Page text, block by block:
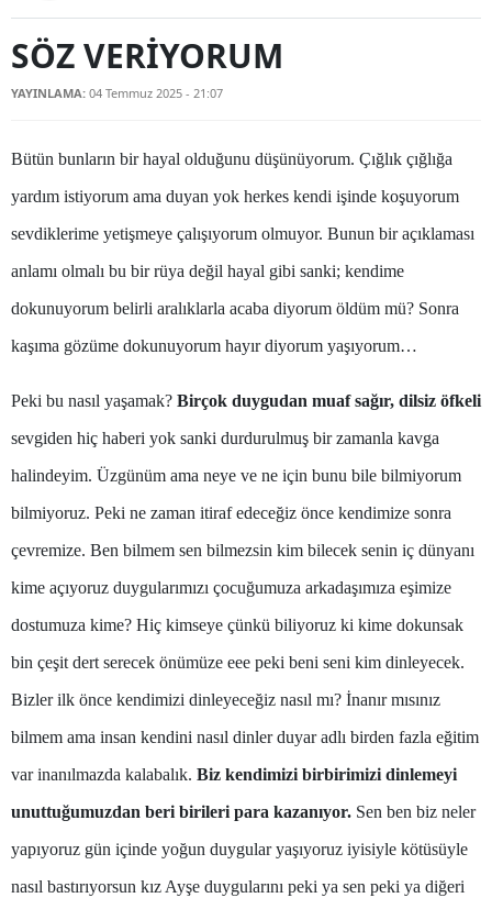
Bilecik
Bingöl
Bolu
Burdur
Bursa
Çankırı
Denizli
Diyarbakır
Edirne
Erzurum
Eskişehir
Gaziantep
Hakkari
SÖZ VERİYORUM
YAYINLAMA: 04 Temmuz 2025 - 21:07
Bütün bunların bir hayal olduğunu düşünüyorum. Çığlık çığlığa
yardım istiyorum ama duyan yok herkes kendi işinde koşuyorum
sevdiklerime yetişmeye çalışıyorum olmuyor. Bunun bir açıklaması
anlamı olmalı bu bir rüya değil hayal gibi sanki; kendime
dokunuyorum belirli aralıklarla acaba diyorum öldüm mü? Sonra
kaşıma gözüme dokunuyorum hayır diyorum yaşıyorum…
Peki bu nasıl yaşamak? Birçok duygudan muaf sağır, dilsiz öfkeli
sevgiden hiç haberi yok sanki durdurulmuş bir zamanla kavga
halindeyim. Üzgünüm ama neye ve ne için bunu bile bilmiyorum
bilmiyoruz. Peki ne zaman itiraf edeceğiz önce kendimize sonra
çevremize. Ben bilmem sen bilmezsin kim bilecek senin iç dünyanı
kime açıyoruz duygularımızı çocuğumuza arkadaşımıza eşimize
dostumuza kime? Hiç kimseye çünkü biliyoruz ki kime dokunsak
bin çeşit dert serecek önümüze eee peki beni seni kim dinleyecek.
Bizler ilk önce kendimizi dinleyeceğiz nasıl mı? İnanır mısınız
bilmem ama insan kendini nasıl dinler duyar adlı birden fazla eğitim
var inanılmazda kalabalık. Biz kendimizi birbirimizi dinlemeyi
unuttuğumuzdan beri birileri para kazanıyor. Sen ben biz neler
yapıyoruz gün içinde yoğun duygular yaşıyoruz iyisiyle kötüsüyle
nasıl bastırıyorsun kız Ayşe duygularını peki ya sen peki ya diğeri